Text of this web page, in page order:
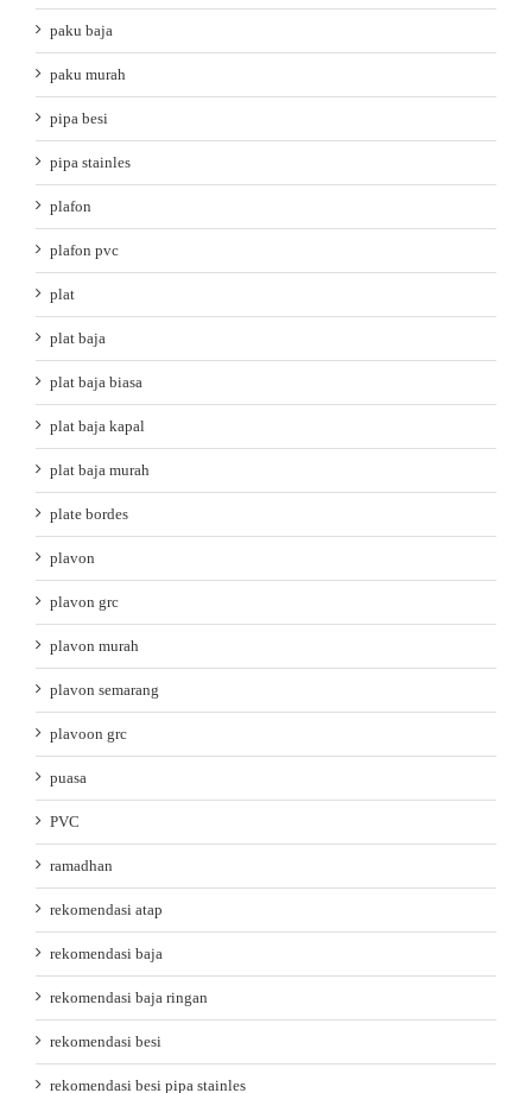
paku baja
paku murah
pipa besi
pipa stainles
plafon
plafon pvc
plat
plat baja
plat baja biasa
plat baja kapal
plat baja murah
plate bordes
plavon
plavon grc
plavon murah
plavon semarang
plavoon grc
puasa
PVC
ramadhan
rekomendasi atap
rekomendasi baja
rekomendasi baja ringan
rekomendasi besi
rekomendasi besi pipa stainles